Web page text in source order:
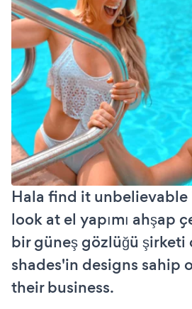
Hala find it unbelievable
look at el yapımı ahşap
bir güneş gözlüğü şirketi
shades'in designs sahip
their business.